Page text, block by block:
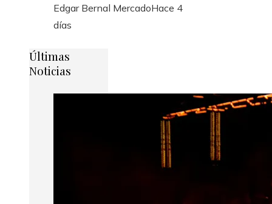
Edgar Bernal MercadoHace 4
días
Últimas
Noticias